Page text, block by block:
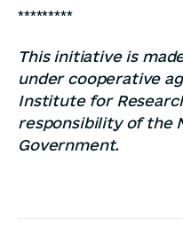
*********
This initiative is
under cooperative
Institute for
responsibility of the
Government.